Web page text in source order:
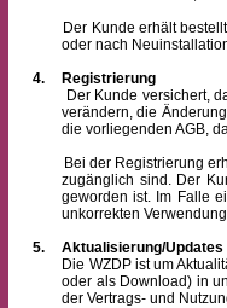
Der Kunde erhält bestellte
oder nach
4.
Registrierung
Der Kunde versichert,
verändern, die
die vorliegenden AGB,
Bei der Registrierung
zugänglich sind. Der
geworden ist. Im Falle
unkorrekten
5.
Aktualisierung/Updates
Die WZDP ist um
oder als Download) in
der Vertrags- und